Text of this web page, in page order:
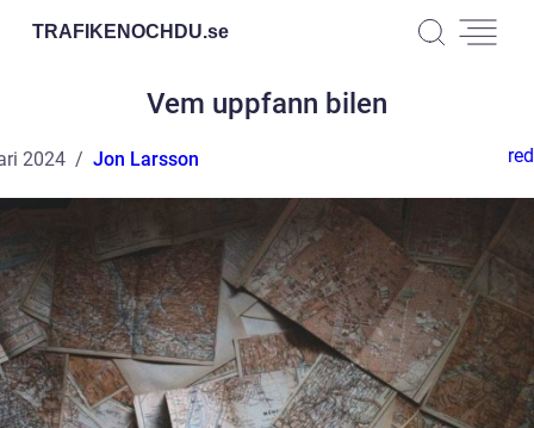
TRAFIKENOCHDU.se
Vem uppfann bilen
2024 Jon Larsson